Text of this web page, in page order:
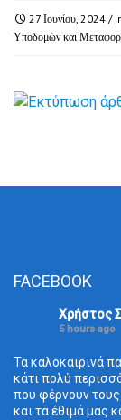
27 Ιουνίου, 2024 /
Υποδομών και
FACEBOOK
Χρήστος
5 hours ago
Τα καλοκαιρινά
κάτι πολύ
που φέρνουν
και τα έθιμά μας